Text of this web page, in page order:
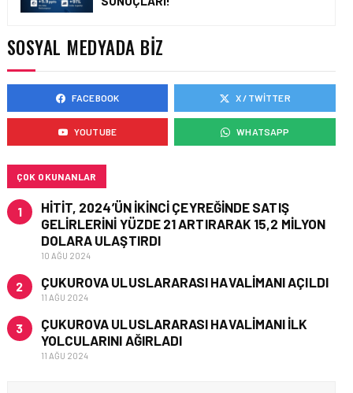
TURHAN ÖZEN SAUDI
OLDU
KARGO • 06 TEM 2026
FLYDUBAI’DEN SABIHA
GÖKÇEN’E GÜNLÜK
UÇUŞLAR VE KARGO
SOSYAL MEDYADA BIZ
FACEBOOK X / TWITTER
YOUTUBE WHATSAPP
ÇOK OKUNANLAR
1
HITIT, 2024’ÜN IKINCI ÇEYREĞINDE SATIŞ
GELIRLERINI YÜZDE 21 ARTIRARAK 15,2 MILYON
DOLARA ULAŞTIRDI
10 AĞU 2024
2 ÇUKUROVA ULUSLARARASI HAVALIMANI AÇILDI
11 AĞU 2024
3
ÇUKUROVA ULUSLARARASI HAVALIMANI İLK
YOLCULARINI AĞIRLADI
11 AĞU 2024